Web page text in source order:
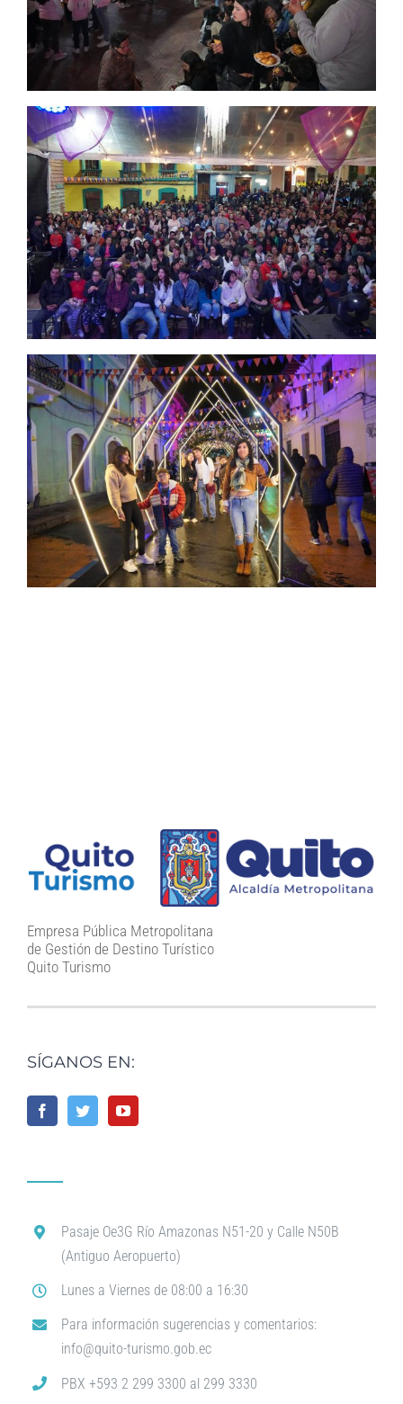
Empresa Pública Metropolitana
de Gestión de Destino Turístico
Quito Turismo
SÍGANOS EN:
Pasaje Oe3G Río Amazonas N51-20 y Calle N50B
(Antiguo Aeropuerto)
Lunes a Viernes de 08:00 a 16:30
Para información sugerencias y comentarios:
info@quito-turismo.gob.ec
PBX +593 2 299 3300 al 299 3330